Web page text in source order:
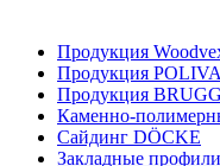
Продукция
Продукция
Продукция
Каменно-
Сайдинг DÖCKE
Закладные